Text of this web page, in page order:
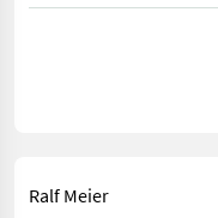
Ralf Meier